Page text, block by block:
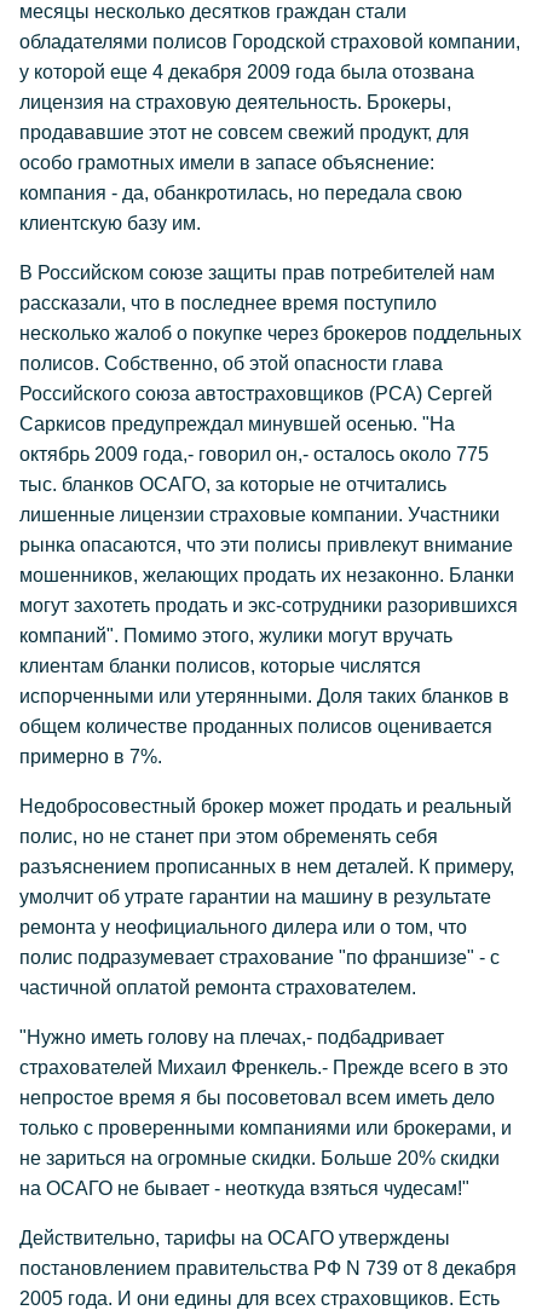
месяцы несколько десятков граждан стали
обладателями полисов Городской страховой компании,
у которой еще 4 декабря 2009 года была отозвана
лицензия на страховую деятельность. Брокеры,
продававшие этот не совсем свежий продукт, для
особо грамотных имели в запасе объяснение:
компания - да, обанкротилась, но передала свою
клиентскую базу им.
В Российском союзе защиты прав потребителей нам
рассказали, что в последнее время поступило
несколько жалоб о покупке через брокеров поддельных
полисов. Собственно, об этой опасности глава
Российского союза автостраховщиков (РСА) Сергей
Саркисов предупреждал минувшей осенью. "На
октябрь 2009 года,- говорил он,- осталось около 775
тыс. бланков ОСАГО, за которые не отчитались
лишенные лицензии страховые компании. Участники
рынка опасаются, что эти полисы привлекут внимание
мошенников, желающих продать их незаконно. Бланки
могут захотеть продать и экс-сотрудники разорившихся
компаний". Помимо этого, жулики могут вручать
клиентам бланки полисов, которые числятся
испорченными или утерянными. Доля таких бланков в
общем количестве проданных полисов оценивается
примерно в 7%.
Недобросовестный брокер может продать и реальный
полис, но не станет при этом обременять себя
разъяснением прописанных в нем деталей. К примеру,
умолчит об утрате гарантии на машину в результате
ремонта у неофициального дилера или о том, что
полис подразумевает страхование "по франшизе" - с
частичной оплатой ремонта страхователем.
"Нужно иметь голову на плечах,- подбадривает
страхователей Михаил Френкель.- Прежде всего в это
непростое время я бы посоветовал всем иметь дело
только с проверенными компаниями или брокерами, и
не зариться на огромные скидки. Больше 20% скидки
на ОСАГО не бывает - неоткуда взяться чудесам!"
Действительно, тарифы на ОСАГО утверждены
постановлением правительства РФ N 739 от 8 декабря
2005 года. И они едины для всех страховщиков. Есть